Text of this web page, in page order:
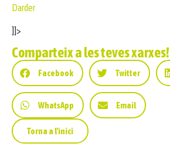
Darder
]]>
Comparteix a les teves xarxes!
Facebook Twitter
WhatsApp Email
Torna a l'inici